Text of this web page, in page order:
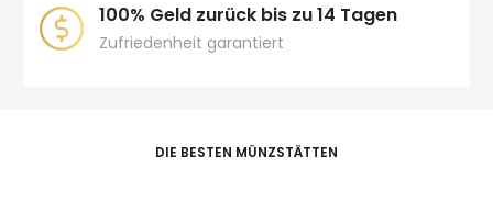
100% Geld zurück bis zu 14 Tagen
Zufriedenheit garantiert
DIE BESTEN MÜNZSTÄTTEN